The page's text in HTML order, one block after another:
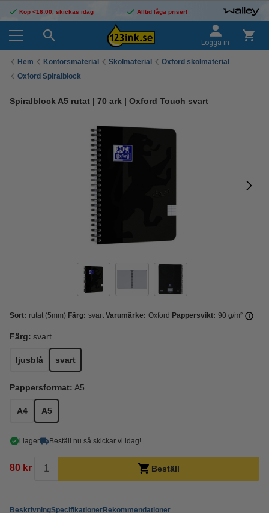
Köp <16:00, skickas idag Alltid låga priser!
Logga in
Hem Kontorsmaterial Skolmaterial
Oxford skolmaterial
Oxford Spiralblock
Spiralblock A5 rutat | 70 ark | Oxford Touch svart
Sort: rutat (5mm) Färg: svart Varumärke: Oxford Pappersvikt: 90 g/m²
Färg: svart
ljusblå svart
Pappersformat: A5
A4 A5
i lager Beställ nu så skickar vi idag!
80 kr Beställ
BeskrivningSpecifikationerRekommendationer